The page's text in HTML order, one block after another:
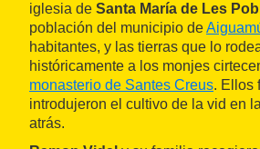
iglesia de Santa María de Les
población del municipio de
habitantes, y las tierras que lo
históricamente a los monjes
monasterio de Santes Creus. Ellos
introdujeron el cultivo de la vid en
atrás.